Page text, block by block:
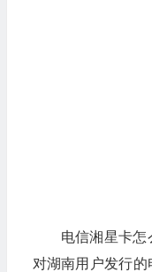
电信湘星卡
对湖南用户发行